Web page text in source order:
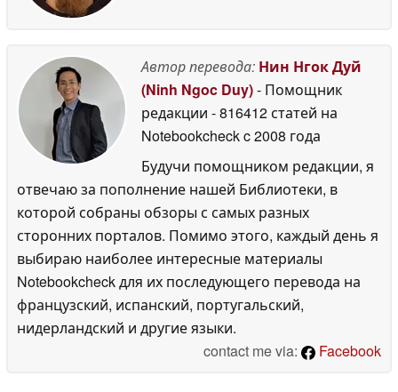
Автор перевода: Нин Нгок Дуй
(Ninh Ngoc Duy)- Помощник
редакции - 816412 статей на
Notebookcheckc 2008 года
Будучи помощником редакции, я
отвечаю за пополнение нашей Библиотеки, в
которой собраны обзоры с самых разных
сторонних порталов. Помимо этого, каждый день я
выбираю наиболее интересные материалы
Notebookcheck для их последующего перевода на
французский, испанский, португальский,
нидерландский и другие языки.
contact me via:
Facebook